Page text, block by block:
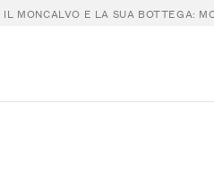
IL MONCALVO E LA SUA BOTTEGA: